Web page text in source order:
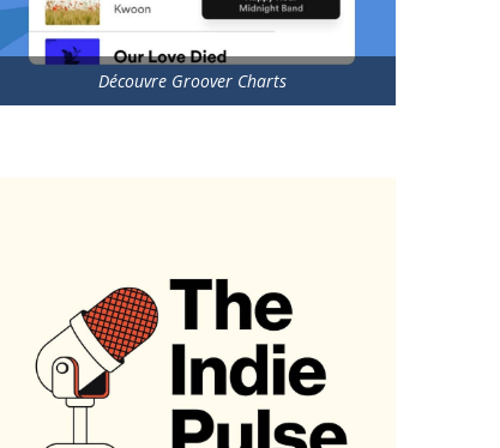
Découvre Groover Charts